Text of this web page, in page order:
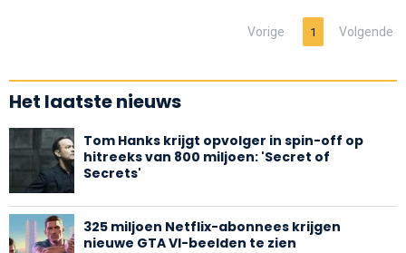
Vorige 1 Volgende
Het laatste nieuws
Tom Hanks krijgt opvolger in spin-off op
hitreeks van 800 miljoen: 'Secret of
Secrets'
325 miljoen Netflix-abonnees krijgen
nieuwe GTA VI-beelden te zien